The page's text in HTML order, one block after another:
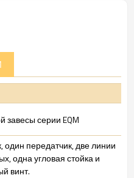
завесы серии EQM
передатчик, две линии
одна угловая стойка и
винт.